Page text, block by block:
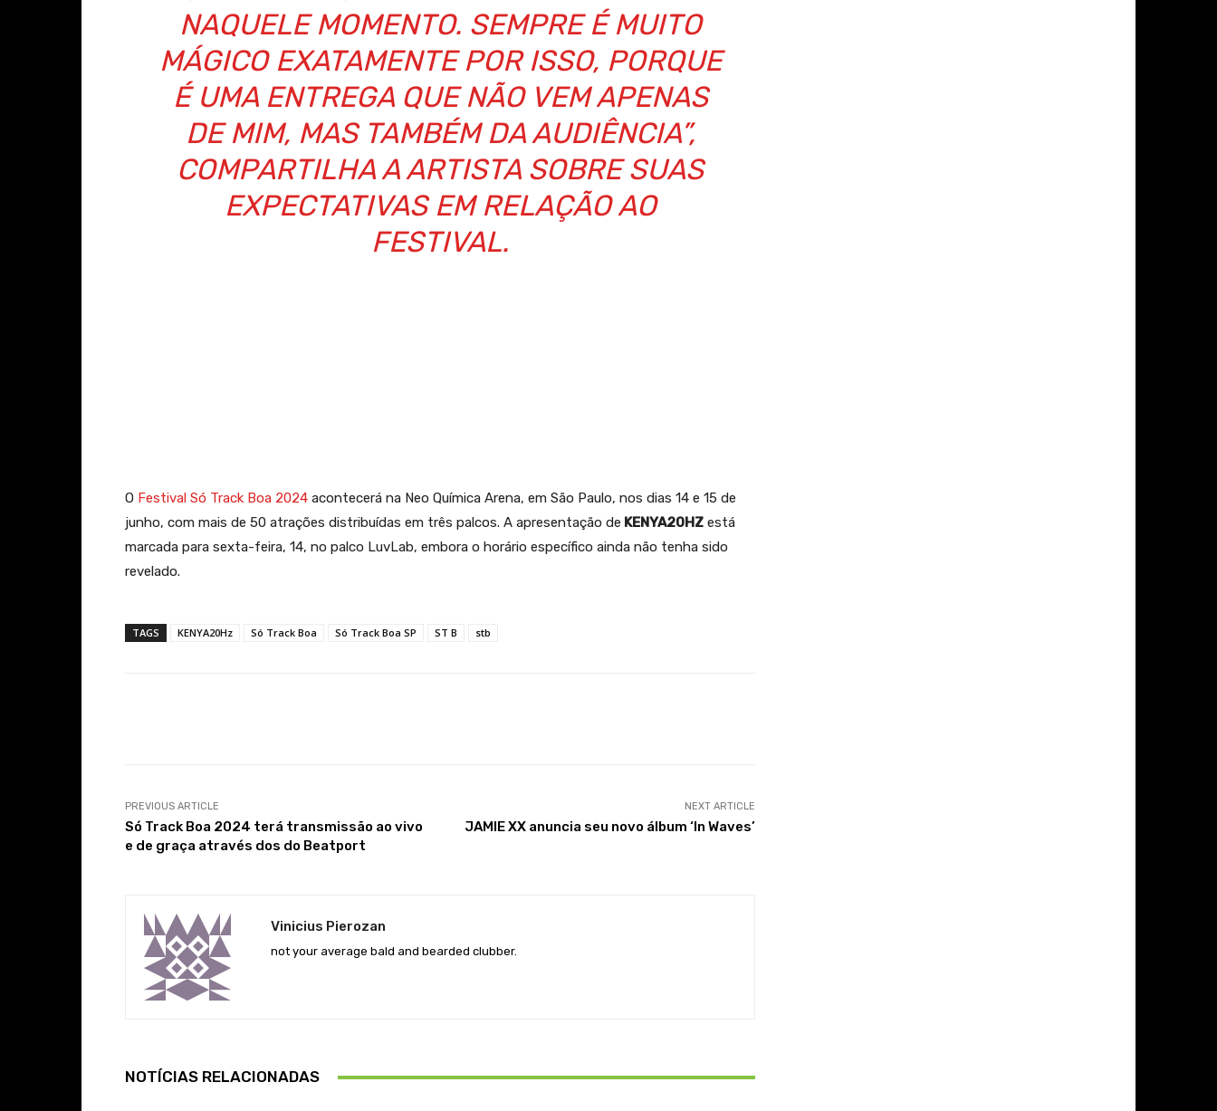
NAQUELE MOMENTO. SEMPRE É MUITO
MÁGICO EXATAMENTE POR ISSO, PORQUE
É UMA ENTREGA QUE NÃO VEM APENAS
DE MIM, MAS TAMBÉM DA AUDIÊNCIA”,
COMPARTILHA A ARTISTA SOBRE SUAS
EXPECTATIVAS EM RELAÇÃO AO
FESTIVAL.
O Festival Só Track Boa 2024 acontecerá na Neo Química Arena, em São Paulo, nos dias 14 e 15 de
junho, com mais de 50 atrações distribuídas em três palcos. A apresentação de KENYA20HZ está
marcada para sexta-feira, 14, no palco LuvLab, embora o horário específico ainda não tenha sido
revelado.
TAGS KENYA20Hz Só Track Boa Só Track Boa SP ST B stb
PREVIOUS ARTICLE
Só Track Boa 2024 terá transmissão ao vivo
e de graça através dos do Beatport
NEXT ARTICLE
JAMIE XX anuncia seu novo álbum ‘In Waves’
Vinicius Pierozan
not your average bald and bearded clubber.
NOTÍCIAS RELACIONADAS